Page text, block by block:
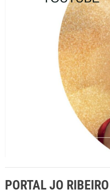
PORTAL JO RIBEIRO